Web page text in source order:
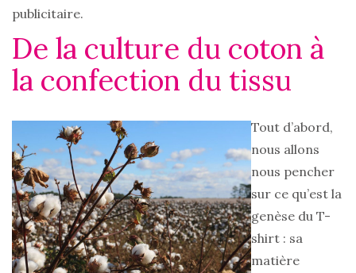
publicitaire.
De la culture du coton à
la confection du tissu
Tout d’abord,
nous allons
nous pencher
sur ce qu’est la
genèse du T-
shirt : sa
matière